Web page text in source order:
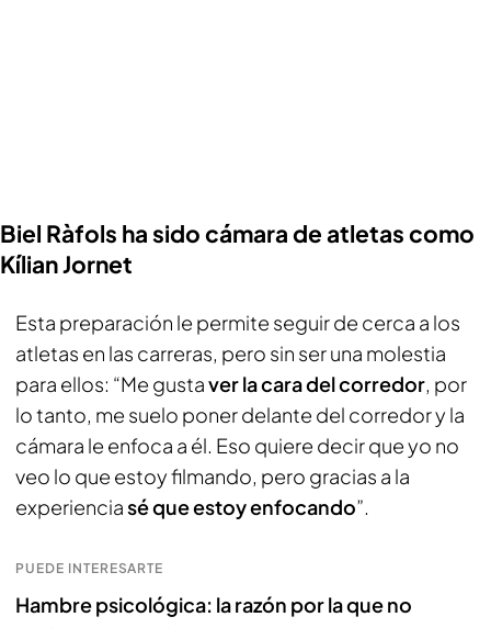
Biel Ràfols ha sido cámara de atletas como
Kílian Jornet
Esta preparación le permite seguir de cerca a los
atletas en las carreras, pero sin ser una molestia
para ellos: “Me gustaver la cara del corredor, por
lo tanto, me suelo poner delante del corredor y la
cámara le enfoca a él. Eso quiere decir que yo no
veo lo que estoy filmando, pero gracias a la
experienciasé que estoy enfocando”.
PUEDE INTERESARTE
Hambre psicológica: la razón por la que no